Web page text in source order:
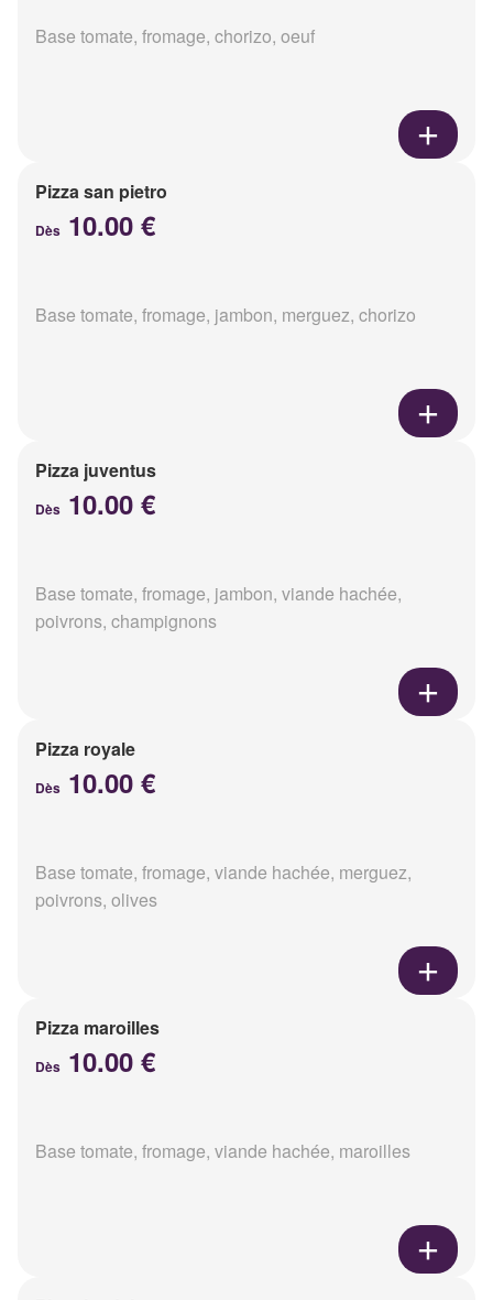
Base tomate, fromage, chorizo, oeuf
Pizza san pietro
Dès 10.00 €
Base tomate, fromage, jambon, merguez, chorizo
Pizza juventus
Dès 10.00 €
Base tomate, fromage, jambon, viande hachée,
poivrons, champignons
Pizza royale
Dès 10.00 €
Base tomate, fromage, viande hachée, merguez,
poivrons, olives
Pizza maroilles
Dès 10.00 €
Base tomate, fromage, viande hachée, maroilles